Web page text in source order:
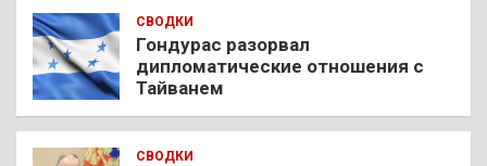
СВОДКИ
Гондурас разорвал
дипломатические отношения с
Тайванем
СВОДКИ